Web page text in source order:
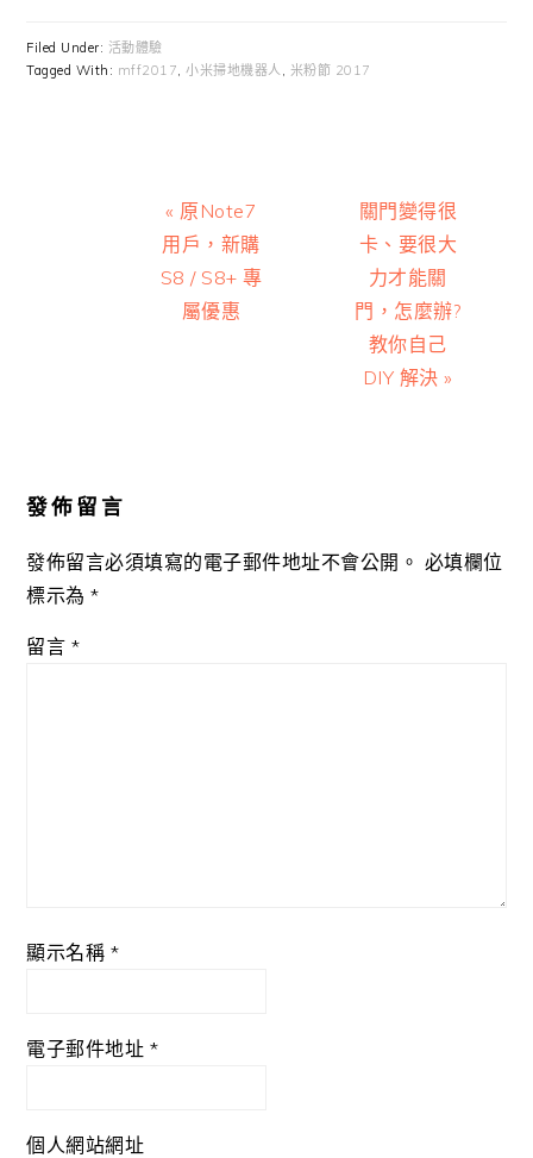
Filed Under: 活動體驗
Tagged With: mff2017 ,小米掃地機器人 米粉節 2017
Previous
Post:
« 原Note7
用戶，新購
S8 / S8+ 專
屬優惠
Next
Post:
關門變得很
卡、要很大
力才能關
門，怎麼辦?
教你自己
DIY 解決 »
發佈留言
發佈留言必須填寫的電子郵件地址不會公開。 必填欄位
標示為*
留言 *
顯示名稱 *
電子郵件地址 *
個人網站網址